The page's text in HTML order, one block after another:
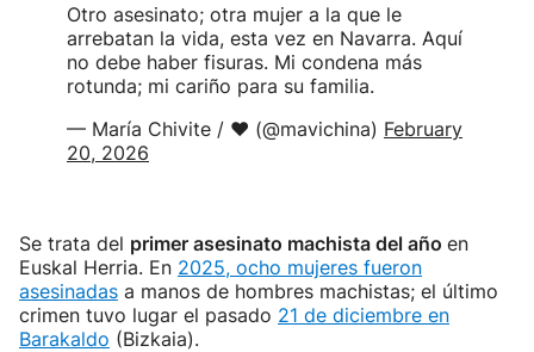
Otro asesinato; otra mujer a la que le
arrebatan la vida, esta vez en Navarra. Aquí
no debe haber fisuras. Mi condena más
rotunda; mi cariño para su familia.
— María Chivite / ❤️ (@mavichina) February
20, 2026
Se trata del primer asesinato machista del año en
Euskal Herria. En 2025, ocho mujeres fueron
asesinadas a manos de hombres machistas; el último
crimen tuvo lugar el pasado 21 de diciembre en
Barakaldo (Bizkaia).